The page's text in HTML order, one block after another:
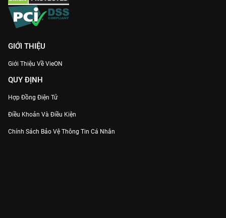
GIỚI THIỆU
Giới Thiệu Về VieON
QUY ĐỊNH
Hợp Đồng Điện Tử
Điều Khoản Và Điều Kiện
Chính Sách Bảo Vệ Thông Tin Cá Nhân